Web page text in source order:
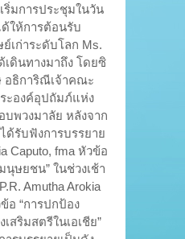
ริ่มการประชุมในวัน
ให้การต้อนรับ
เก่าระดับโลก Ms.
เดินทางมาถึง โดยซิ
อธิการิณีเจ้าคณะ
ะองค์อุปถัมภ์แห่ง
บพวงมาลัย หลังจาก
ด้รับฟังการบรรยาย
Caputo, fma หัวข้อ
ษยชน” ในช่วงเช้า
Amutha Arokia
อ “การปกป้อง
สริมสตรีในเอเชีย”